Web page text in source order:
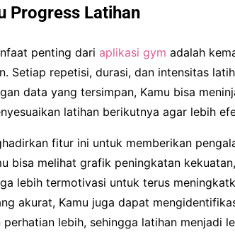
Progress Latihan
penting dari aplikasi gym adalah
Setiap repetisi, durasi, dan intensitas
data yang tersimpan, Kamu bisa
latihan berikutnya agar lebih
fitur ini untuk memberikan
bisa melihat grafik peningkatan
lebih termotivasi untuk terus
akurat, Kamu juga dapat
perhatian lebih, sehingga latihan menjadi